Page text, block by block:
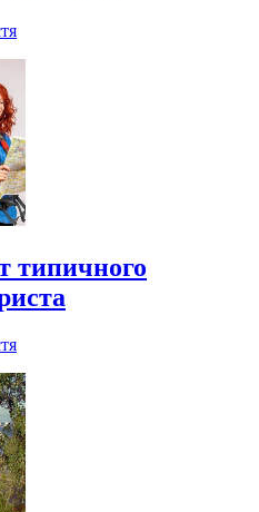
типичного